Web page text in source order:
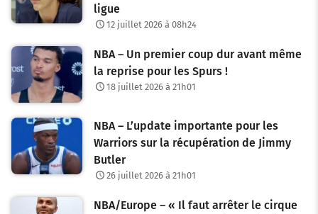
ligue
12 juillet 2026 à 08h24
NBA – Un premier coup dur avant même
la reprise pour les Spurs !
18 juillet 2026 à 21h01
NBA – L’update importante pour les
Warriors sur la récupération de Jimmy
Butler
26 juillet 2026 à 21h01
NBA/Europe – « Il faut arrêter le cirque